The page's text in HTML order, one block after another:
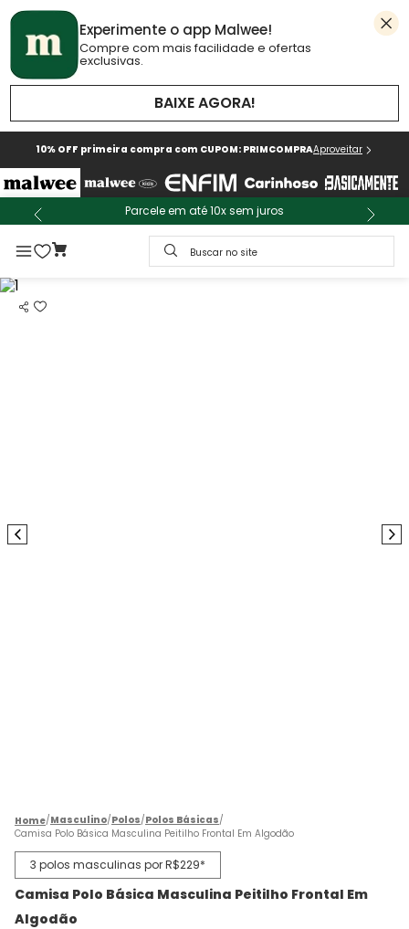
Experimente o app Malwee!
Compre com mais facilidade e ofertas
exclusivas.
BAIXE AGORA!
10% OFF primeira compra com CUPOM: PRIMCOMPRAAproveitar
Parcele em até 10x sem juros
Buscar no site
Masculino Polos Polos Básicas
Camisa Polo Básica Masculina Peitilho Frontal Em Algodão
3 polos masculinas por R$229*
Camisa Polo Básica Masculina Peitilho Frontal Em
Algodão